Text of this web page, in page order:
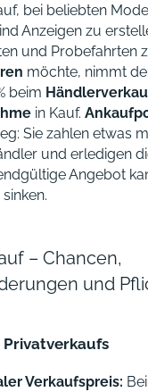
bei beliebten
Anzeigen zu
und Probefahrten
möchte, nimmt
beim
in Kauf.
Sie zahlen etwas
und erledigen
Angebot
– Chancen,
und
Privatverkaufs
Verkaufspreis: